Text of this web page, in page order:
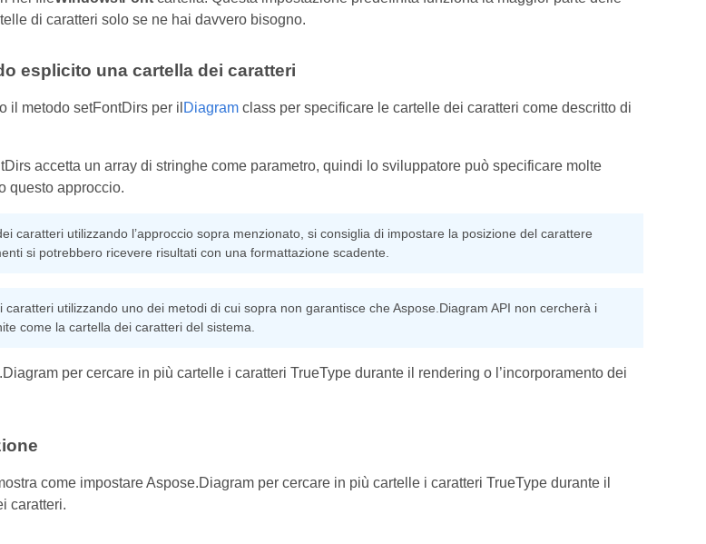
di caratteri solo se ne hai davvero bisogno.
esplicito una cartella dei caratteri
il metodo setFontDirs per il Diagramclass per specificare le cartelle dei caratteri come descritto di
accetta un array di stringhe come parametro, quindi lo sviluppatore può specificare molte
questo approccio.
caratteri utilizzando l’approccio sopra menzionato, si consiglia di impostare la posizione del carattere
si potrebbero ricevere risultati con una formattazione scadente.
caratteri utilizzando uno dei metodi di cui sopra non garantisce che Aspose.Diagram API non cercherà i
come la cartella dei caratteri del sistema.
per cercare in più cartelle i caratteri TrueType durante il rendering o l’incorporamento dei
come impostare Aspose.Diagram per cercare in più cartelle i caratteri TrueType durante il
caratteri.